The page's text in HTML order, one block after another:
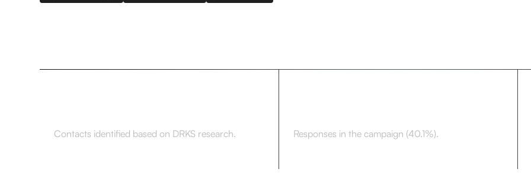
Contacts identified based on DRKS research. Responses in the campaign (40.1%).